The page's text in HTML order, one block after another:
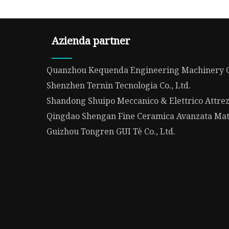
Azienda partner
Quanzhou Kequenda Engineering Machinery
Shenzhen Ternin Tecnologia Co., Ltd.
Shandong Shuipo Meccanico & Elettrico
Qingdao Shengan Fine Ceramica Avanzata
Guizhou Tongren GUI Tè Co., Ltd.